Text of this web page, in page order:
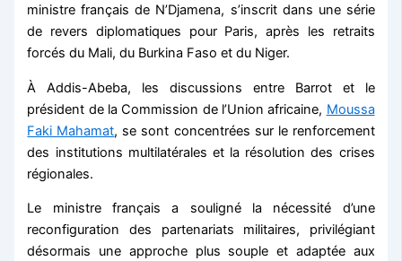
ministre français de N’Djamena, s’inscrit dans une série
de revers diplomatiques pour Paris, après les retraits
forcés du Mali, du Burkina Faso et du Niger.
À Addis-Abeba, les discussions entre Barrot et le
président de la Commission de l’Union africaine, Moussa
Faki Mahamat, se sont concentrées sur le renforcement
des institutions multilatérales et la résolution des crises
régionales.
Le ministre français a souligné la nécessité d’une
reconfiguration des partenariats militaires, privilégiant
désormais une approche plus souple et adaptée aux